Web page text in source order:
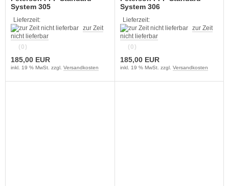
System 305
Lieferzeit:
zur Zeit
nicht lieferbar
(0)
185,00 EUR
inkl. 19 % MwSt. zzgl. Versandkosten
System 306
Lieferzeit:
zur Zeit
nicht lieferbar
(0)
185,00 EUR
inkl. 19 % MwSt. zzgl. Versandkosten